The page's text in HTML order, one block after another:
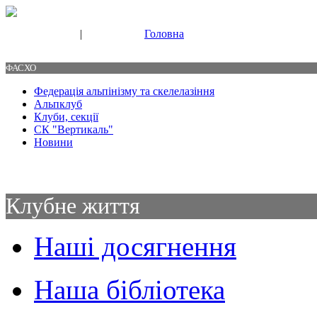
| Головна
ФАСХО
Федерація альпінізму та скелелазіння
Альпклуб
Клуби, секції
СК "Вертикаль"
Новини
Клубне життя
Наші досягнення
Наша бібліотека